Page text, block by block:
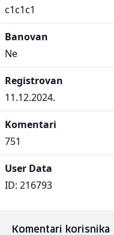
c1c1c1
Banovan
Ne
Registrovan
11.12.2024.
Komentari
751
User Data
ID: 216793
Komentari korisnika